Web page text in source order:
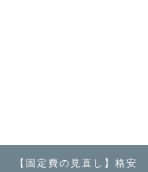
【固定費の見直し】格安